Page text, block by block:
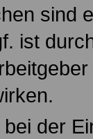
sind
ist
der